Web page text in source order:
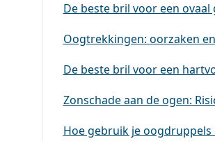
De beste bril voor een ovaal
Oogtrekkingen: oorzaken
De beste bril voor een
Zonschade aan de ogen:
Hoe gebruik je